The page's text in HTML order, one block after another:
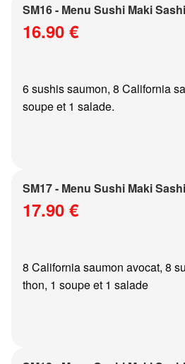
SM16 - Menu Sushi Maki
16.90 €
6 sushis saumon, 8 California
soupe et 1 salade.
SM17 - Menu Sushi Maki
17.90 €
8 California saumon avocat, 8
thon, 1 soupe et 1 salade